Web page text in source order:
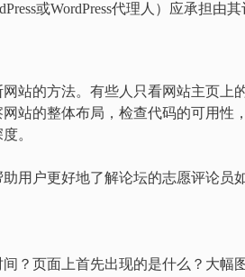
或WordPress代理人）应承担由
站的方法。有些人只看网站主页上
站的整体布局，检查代码的可用性
。
用户更好地了解论坛的志愿评论员如
？页面上首先出现的是什么？大